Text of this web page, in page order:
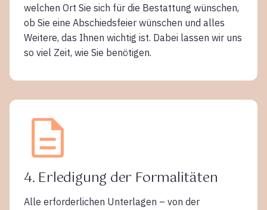
welchen Ort Sie sich für die Bestattung wünschen,
ob Sie eine Abschiedsfeier wünschen und alles
Weitere, das Ihnen wichtig ist. Dabei lassen wir uns
so viel Zeit, wie Sie benötigen.
4. Erledigung der Formalitäten
Alle erforderlichen Unterlagen – von der